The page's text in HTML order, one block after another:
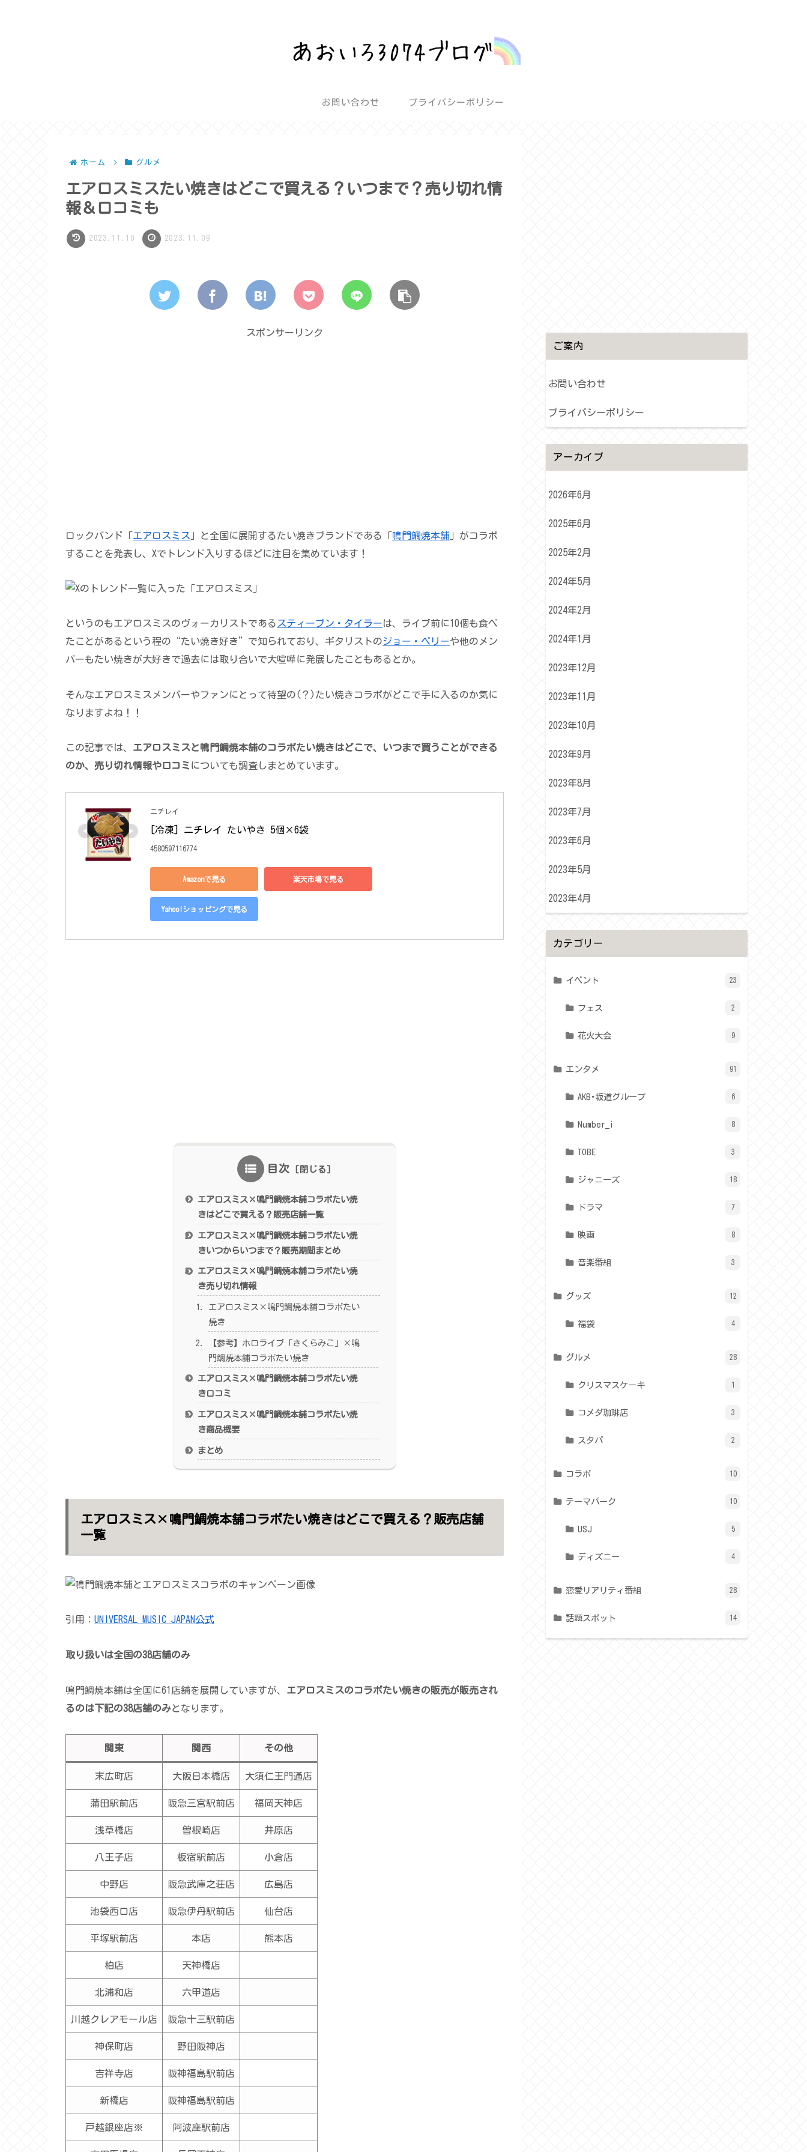
お問い合わせ プライバシーポリシー
ホーム グルメ
エアロスミスたい焼きはどこで買える？いつまで？売り切れ情
報＆口コミも
2023.11.10 2023.11.09
スポンサーリンク
ロックバンド「 エアロスミス 」と全国に展開するたい焼きブランドである「 鳴門鯛焼本舗 」がコラボ
することを発表し、Xでトレンド入りするほどに注目を集めています！
というのもエアロスミスのヴォーカリストである スティーブン・タイラーは、ライブ前に10個も食べ
たことがあるという程の“たい焼き好き”で知られており、ギタリストのジョー・ペリーや他のメン
バーもたい焼きが大好きで過去には取り合いで大喧嘩に発展したこともあるとか。
そんなエアロスミスメンバーやファンにとって待望の(？)たい焼きコラボがどこで手に入るのか気に
なりますよね！！
この記事では、 エアロスミスと鳴門鯛焼本舗のコラボたい焼きはどこで、いつまで買うことができる
のか、売り切れ情報や口コミ についても調査しまとめています。
ニチレイ
[冷凍] ニチレイ たいやき 5個×6袋
4580597116774
Amazonで見る 楽天市場で見る
Yahoo!ショッピングで見る
目次
エアロスミス×鳴門鯛焼本舗コラボたい焼
きはどこで買える？販売店舗一覧
エアロスミス×鳴門鯛焼本舗コラボたい焼
きいつからいつまで？販売期間まとめ
エアロスミス×鳴門鯛焼本舗コラボたい焼
き売り切れ情報
エアロスミス×鳴門鯛焼本舗コラボたい
焼き
【参考】ホロライブ「さくらみこ」×鳴
門鯛焼本舗コラボたい焼き
エアロスミス×鳴門鯛焼本舗コラボたい焼
き口コミ
エアロスミス×鳴門鯛焼本舗コラボたい焼
き商品概要
まとめ
エアロスミス×鳴門鯛焼本舗コラボたい焼きはどこで買える？販売店舗
一覧
引用： UNIVERSAL MUSIC JAPAN公式
取り扱いは全国の38店舗のみ
鳴門鯛焼本舗は全国に61店舗を展開していますが、 エアロスミスのコラボたい焼きの販売が販売され
るのは下記の38店舗のみとなります。
関東 関西 その他
末広町店 大阪日本橋店 大須仁王門通店
蒲田駅前店 阪急三宮駅前店 福岡天神店
浅草橋店 曽根崎店 井原店
八王子店 板宿駅前店 小倉店
中野店 阪急武庫之荘店 広島店
池袋西口店 阪急伊丹駅前店 仙台店
平塚駅前店 本店 熊本店
柏店 天神橋店
北浦和店 六甲道店
川越クレアモール店 阪急十三駅前店
神保町店 野田阪神店
吉祥寺店 阪神福島駅前店
新橋店 阪神福島駅前店
戸越銀座店※ 阿波座駅前店
ご案内
お問い合わせ
プライバシーポリシー
アーカイブ
2026年6月
2025年6月
2025年2月
2024年5月
2024年2月
2024年1月
2023年12月
2023年11月
2023年10月
2023年9月
2023年8月
2023年7月
2023年6月
2023年5月
2023年4月
カテゴリー
イベント 23
フェス 2
花火大会 9
エンタメ 91
AKB･坂道グループ 6
Number_i 8
TOBE 3
ジャニーズ 18
ドラマ 7
映画 8
音楽番組 3
グッズ 12
福袋 4
グルメ 28
クリスマスケーキ 1
コメダ珈琲店 3
スタバ 2
コラボ 10
テーマパーク 10
USJ 5
ディズニー 4
恋愛リアリティ番組 28
話題スポット 14